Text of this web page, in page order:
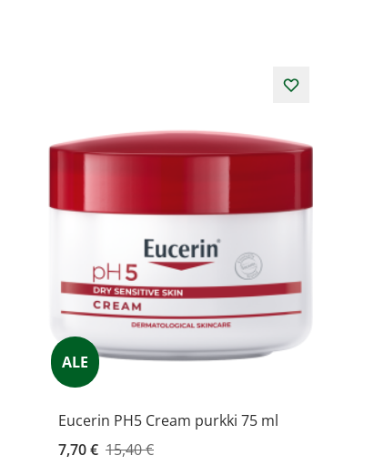
ALE
Eucerin PH5 Cream purkki 75 ml
Kampanjahinta
7,70 € 15,40 €